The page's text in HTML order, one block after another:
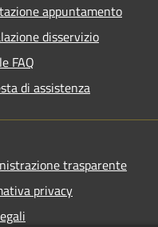
appuntamento
disservizio
FAQ
di assistenza
trasparente
privacy